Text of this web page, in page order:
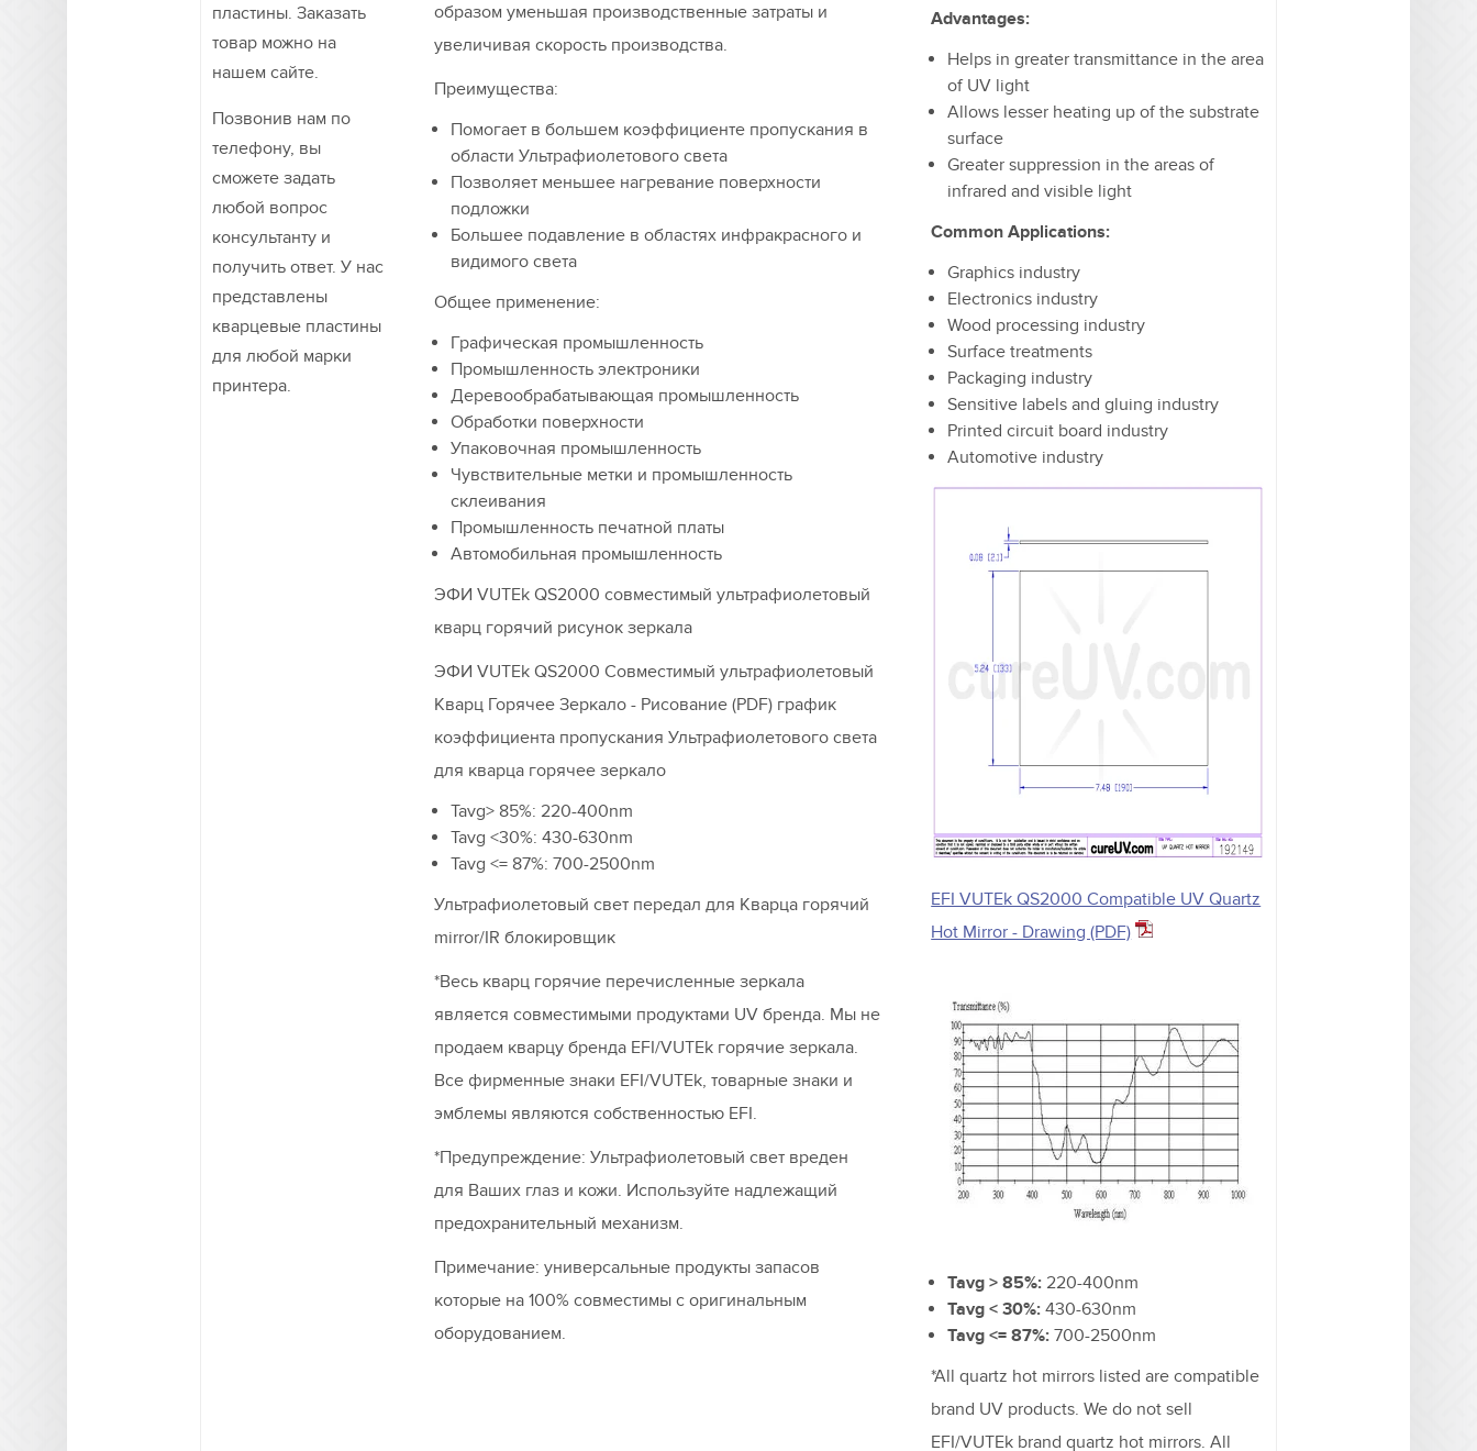
пластины. Заказать
товар можно на
нашем сайте.
Позвонив нам по
телефону, вы
сможете задать
любой вопрос
консультанту и
получить ответ. У нас
представлены
кварцевые пластины
для любой марки
принтера.
образом уменьшая производственные затраты и
увеличивая скорость производства.
Преимущества:
Помогает в большем коэффициенте пропускания в
области Ультрафиолетового света
Позволяет меньшее нагревание поверхности
подложки
Большее подавление в областях инфракрасного и
видимого света
Общее применение:
Графическая промышленность
Промышленность электроники
Деревообрабатывающая промышленность
Обработки поверхности
Упаковочная промышленность
Чувствительные метки и промышленность
склеивания
Промышленность печатной платы
Автомобильная промышленность
ЭФИ VUTEk QS2000 совместимый ультрафиолетовый
кварц горячий рисунок зеркала
ЭФИ VUTEk QS2000 Совместимый ультрафиолетовый
Кварц Горячее Зеркало - Рисование (PDF) график
коэффициента пропускания Ультрафиолетового света
для кварца горячее зеркало
Tavg> 85%: 220-400nm
Tavg <30%: 430-630nm
Tavg <= 87%: 700-2500nm
Ультрафиолетовый свет передал для Кварца горячий
mirror/IR блокировщик
*Весь кварц горячие перечисленные зеркала
является совместимыми продуктами UV бренда. Мы не
продаем кварцу бренда EFI/VUTEk горячие зеркала.
Все фирменные знаки EFI/VUTEk, товарные знаки и
эмблемы являются собственностью EFI.
*Предупреждение: Ультрафиолетовый свет вреден
для Ваших глаз и кожи. Используйте надлежащий
предохранительный механизм.
Примечание: универсальные продукты запасов
которые на 100% совместимы с оригинальным
оборудованием.
Advantages:
Helps in greater transmittance in the area
of UV light
Allows lesser heating up of the substrate
surface
Greater suppression in the areas of
infrared and visible light
Common Applications:
Graphics industry
Electronics industry
Wood processing industry
Surface treatments
Packaging industry
Sensitive labels and gluing industry
Printed circuit board industry
Automotive industry
EFI VUTEk QS2000 Compatible UV Quartz
Hot Mirror - Drawing (PDF)
Tavg > 85%: 220-400nm
Tavg < 30%: 430-630nm
Tavg <= 87%:700-2500nm
*All quartz hot mirrors listed are compatible
brand UV products. We do not sell
EFI/VUTEk brand quartz hot mirrors. All